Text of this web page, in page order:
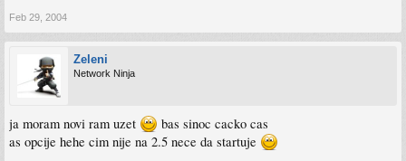
Feb 29, 2004
Zeleni
Network Ninja
ja moram novi ram uzet
bas sinoc cacko cas
as opcije hehe cim nije na 2.5 nece da startuje